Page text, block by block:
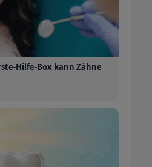
Hilfe-Box kann Zähne